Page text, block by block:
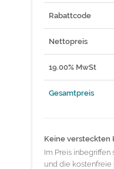
Rabattcode
Nettopreis
19.00% MwSt
Gesamtpreis
Keine versteckten
Im Preis inbegriffen
und die kostenfreie